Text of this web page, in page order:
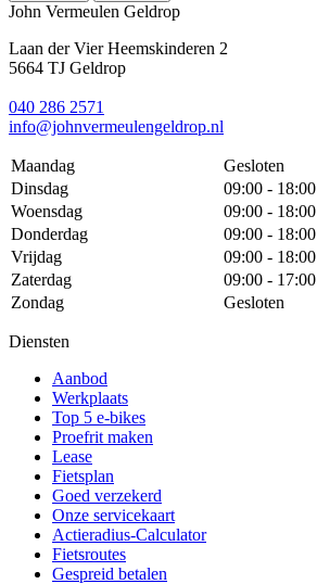
John Vermeulen Geldrop
Laan der Vier Heemskinderen 2
5664 TJ Geldrop
040 286 2571
info@johnvermeulengeldrop.nl
Maandag
Gesloten
Dinsdag
09:00 - 18:00
Woensdag
09:00 - 18:00
Donderdag
09:00 - 18:00
Vrijdag
09:00 - 18:00
Zaterdag
09:00 - 17:00
Zondag
Gesloten
Diensten
Aanbod
Werkplaats
Top 5 e-bikes
Proefrit maken
Lease
Fietsplan
Goed verzekerd
Onze servicekaart
Actieradius-Calculator
Fietsroutes
Gespreid betalen